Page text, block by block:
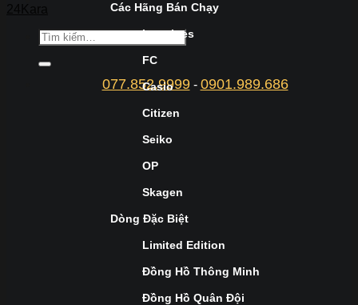
077.852.9999- 0901.989.686
Các Hãng Bán Chạy
Longines
FC
Casio
Citizen
Seiko
OP
Skagen
Dòng Đặc Biệt
Limited Edition
Đồng Hồ Thông Minh
Đồng Hồ Quân Đội